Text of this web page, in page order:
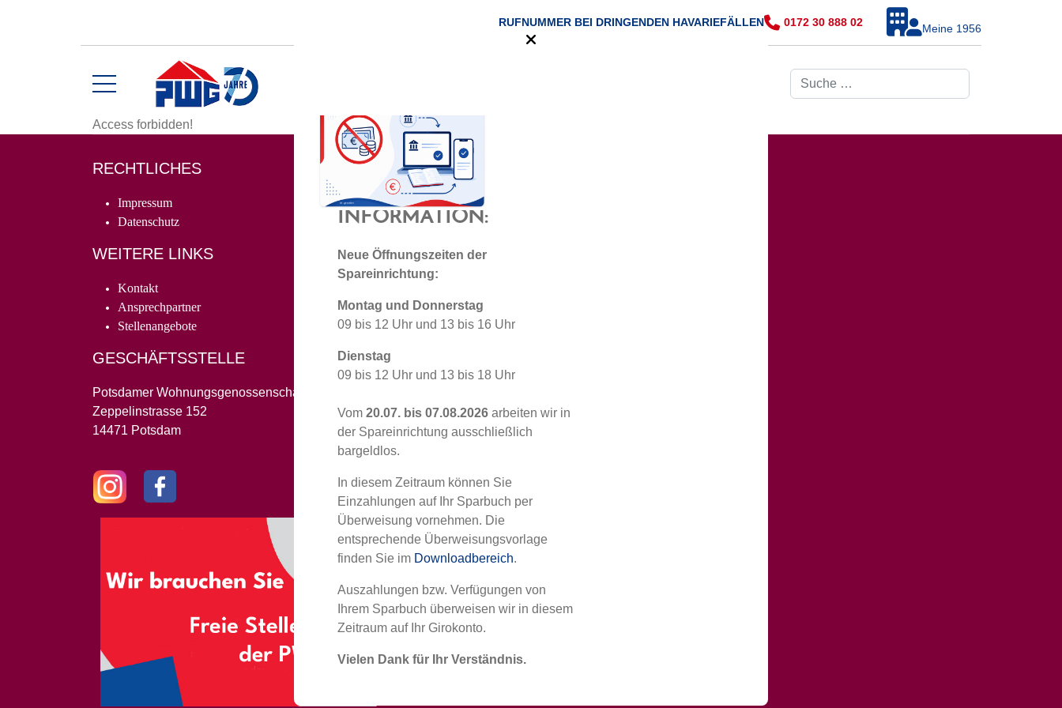
RUFNUMMER BEI DRINGENDEN HAVARIEFÄLLEN 0172 30 888 02 Meine 1956
Suchen
Access forbidden!
RECHTLICHES
Impressum
Datenschutz
WEITERE LINKS
Kontakt
Ansprechpartner
Stellenangebote
GESCHÄFTSSTELLE
Potsdamer Wohnungsgenossenschaft 1956 eG
Zeppelinstrasse 152
14471 Potsdam
WICHTIGE
INFORMATION:
Neue Öffnungszeiten der
Spareinrichtung:
Montag und Donnerstag
09 bis 12 Uhr und 13 bis 16 Uhr
Dienstag
09 bis 12 Uhr und 13 bis 18 Uhr
Vom 20.07. bis 07.08.2026 arbeiten wir in
der Spareinrichtung ausschließlich
bargeldlos.
In diesem Zeitraum können Sie
Einzahlungen auf Ihr Sparbuch per
Überweisung vornehmen. Die
entsprechende Überweisungsvorlage
finden Sie im Downloadbereich.
Auszahlungen bzw. Verfügungen von
Ihrem Sparbuch überweisen wir in diesem
Zeitraum auf Ihr Girokonto.
Vielen Dank für Ihr Verständnis.